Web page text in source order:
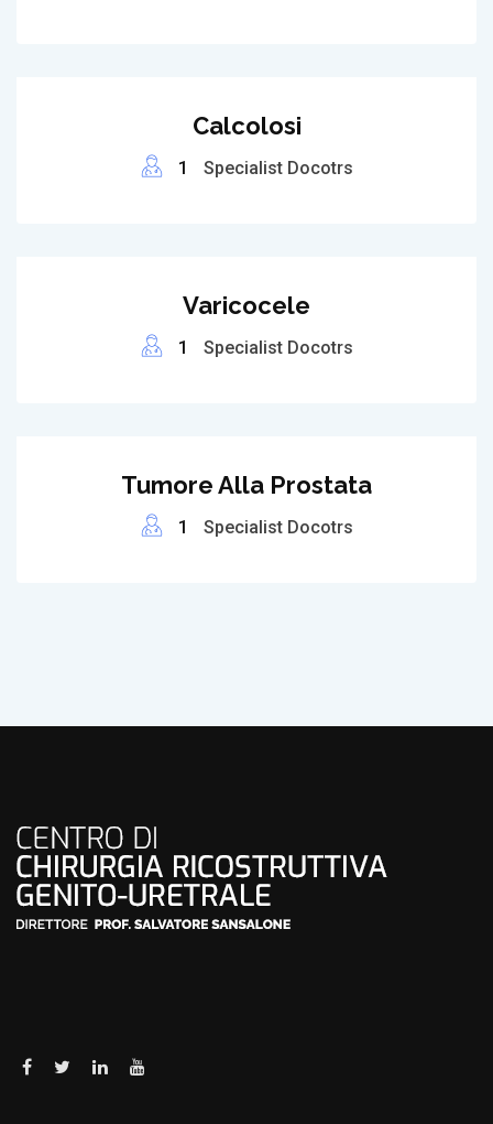
Calcolosi
1 Specialist Docotrs
Varicocele
1 Specialist Docotrs
Tumore Alla Prostata
1 Specialist Docotrs